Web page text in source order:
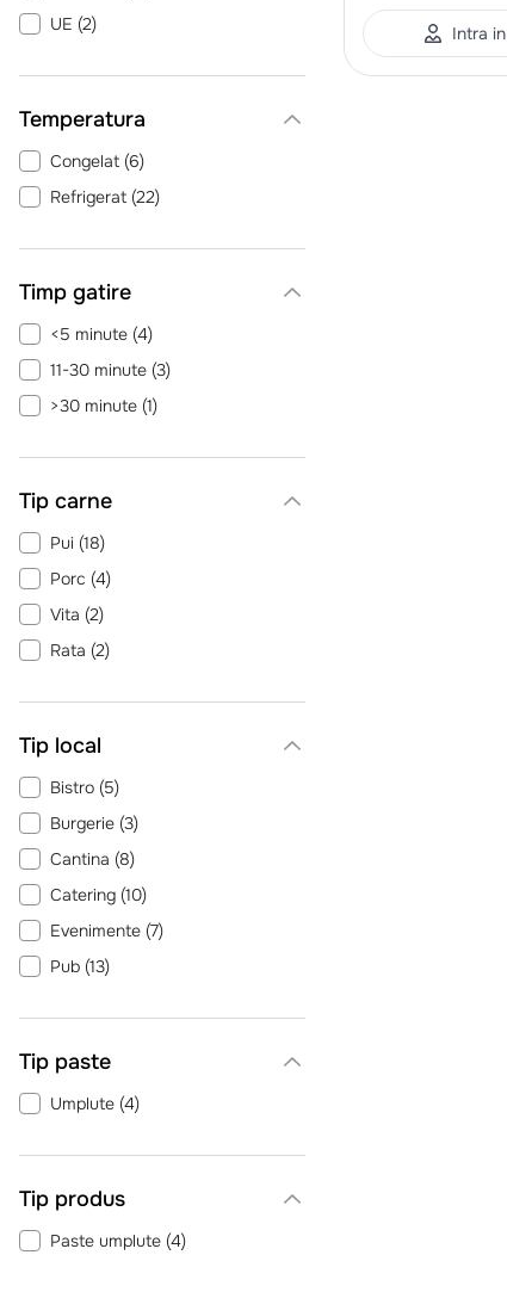
UE (2)
Temperatura
Congelat (6)
Refrigerat (22)
Timp gatire
<5 minute (4)
11-30 minute (3)
>30 minute (1)
Tip carne
Pui (18)
Porc (4)
Vita (2)
Rata (2)
Tip local
Bistro (5)
Burgerie (3)
Cantina (8)
Catering (10)
Evenimente (7)
Pub (13)
Trattoria
Tip paste
Umplute (4)
Tip produs
Paste umplute (4)
Intra